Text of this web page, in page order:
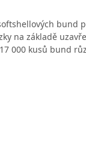
bund
na základě
000 kusů bund